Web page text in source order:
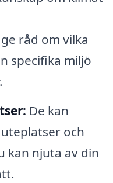
råd om vilka
specifika miljö
De kan
och
kan njuta av din